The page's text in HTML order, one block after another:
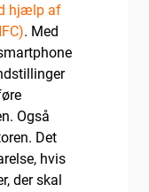
hjælp af
. Med
Også
Det
hvis
der skal